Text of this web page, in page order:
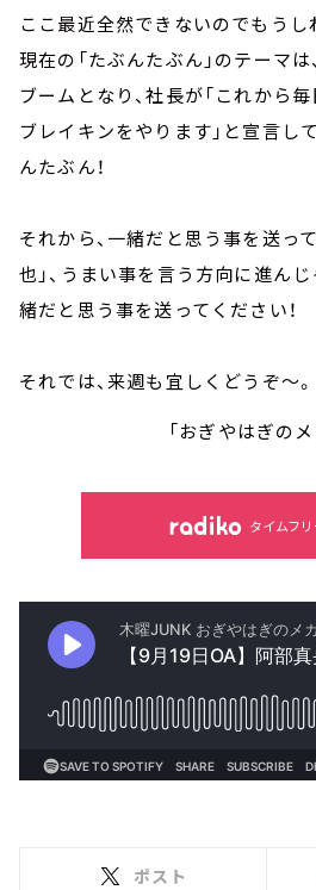
ここ最近全然できないのでもうし
現在の「たぶんたぶん」のテーマ
ブームとなり、社長が「これから毎
ブレイキンをやります」と宣言し
んたぶん！
それから、一緒だと思う事を送っ
也」、うまい事を言う方向に進ん
緒だと思う事を送ってください！
それでは、来週も宜しくどうぞ～。
「おぎやはぎの
タイムフリ
ポスト